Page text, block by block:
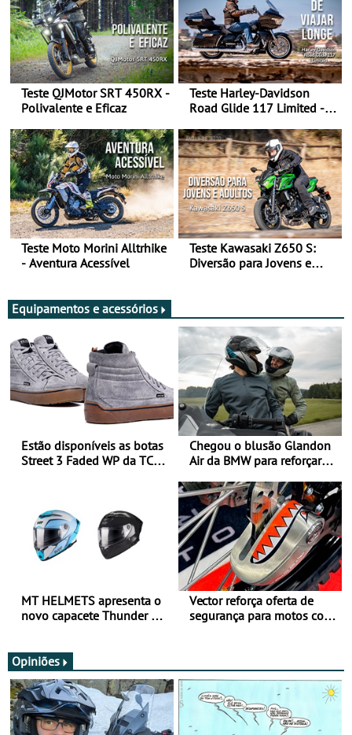
Teste QJMotor SRT 450RX -
Polivalente e Eficaz
Teste Harley-Davidson
Road Glide 117 Limited - A
Teste Moto Morini Alltrhike
- Aventura Acessível
Teste Kawasaki Z650 S:
Diversão para Jovens e
Equipamentos e acessórios
Estão disponíveis as botas
Street 3 Faded WP da TCX
Chegou o blusão Glandon
Air da BMW para reforçar
verão
MT HELMETS apresenta o
novo capacete Thunder 4 R
Vector reforça oferta de
segurança para motos com
Opiniões